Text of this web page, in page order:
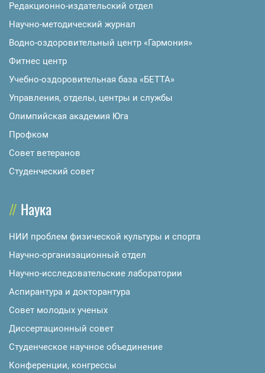
Редакционно-издательский отдел
Научно-методический журнал
Водно-оздоровительный центр «Гармония»
Фитнес центр
Учебно-оздоровительная база «БЕТТА»
Управления, отделы, центры и службы
Олимпийская академия Юга
Профком
Совет ветеранов
Студенческий совет
Наука
НИИ проблем физической культуры и спорта
Научно-организационный отдел
Научно-исследовательские лаборатории
Аспирантура и докторантура
Совет молодых ученых
Диссертационный совет
Студенческое научное объединение
Конференции, конгрессы